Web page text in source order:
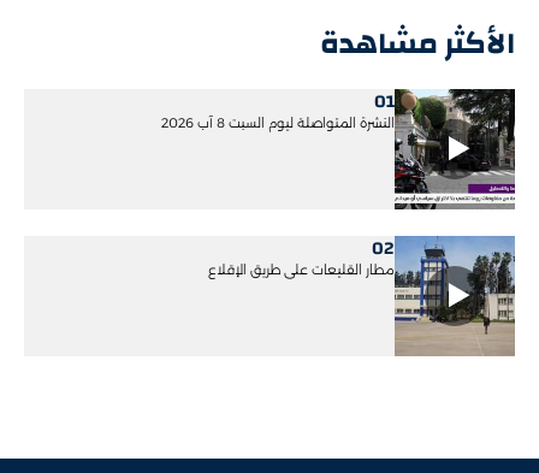
الأكثر مشاهدة
01
النشرة المتواصلة ليوم السبت 8 آب 2026
02
مطار القليعات على طريق الإقلاع